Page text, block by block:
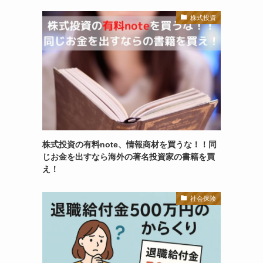
株式投資
株式投資の有料note、情報商材を買うな！！同
じお金を出すなら海外の著名投資家の書籍を買
え！
社会保険